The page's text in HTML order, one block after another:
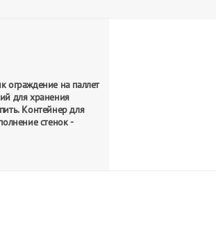
ограждение на паллет
для хранения
Контейнер для
стенок -